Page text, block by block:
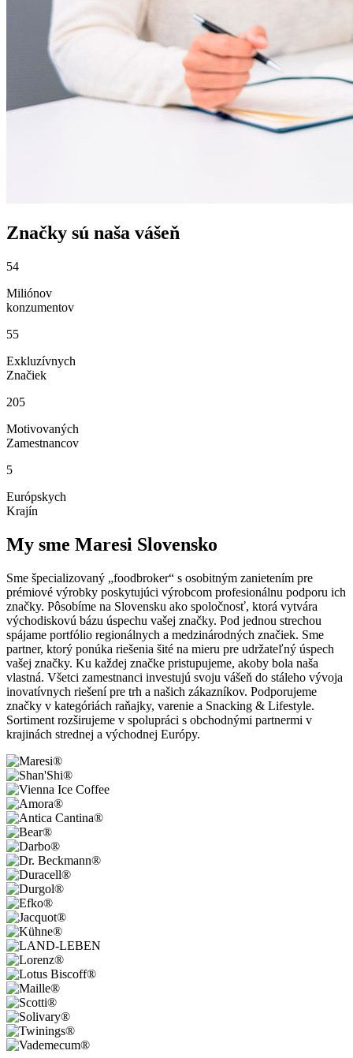
Značky sú naša vášeň
54
Miliónov
konzumentov
55
Exkluzívnych
Značiek
205
Motivovaných
Zamestnancov
5
Európskych
Krajín
My sme Maresi Slovensko
Sme špecializovaný „foodbroker“ s osobitným zanietením pre
prémiové výrobky poskytujúci výrobcom profesionálnu podporu ich
značky. Pôsobíme na Slovensku ako spoločnosť, ktorá vytvára
východiskovú bázu úspechu vašej značky. Pod jednou strechou
spájame portfólio regionálnych a medzinárodných značiek. Sme
partner, ktorý ponúka riešenia šité na mieru pre udržateľný úspech
vašej značky. Ku každej značke pristupujeme, akoby bola naša
vlastná. Všetci zamestnanci investujú svoju vášeň do stáleho vývoja
inovatívnych riešení pre trh a našich zákazníkov. Podporujeme
značky v kategóriách raňajky, varenie a Snacking & Lifestyle.
Sortiment rozširujeme v spolupráci s obchodnými partnermi v
krajinách strednej a východnej Európy.